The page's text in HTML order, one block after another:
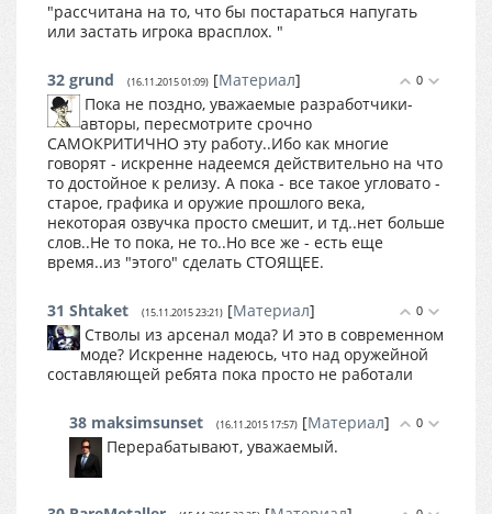
"рассчитана на то, что бы постараться напугать
или застать игрока врасплох. "
0
32 grund (16.11.2015 01:09) [Материал]
Пока не поздно, уважаемые разработчики-
авторы, пересмотрите срочно
САМОКРИТИЧНО эту работу..Ибо как многие
говорят - искренне надеемся действительно на что
то достойное к релизу. А пока - все такое угловато -
старое, графика и оружие прошлого века,
некоторая озвучка просто смешит, и тд..нет больше
слов..Не то пока, не то..Но все же - есть еще
время..из "этого" сделать СТОЯЩЕЕ.
0
31 Shtaket (15.11.2015 23:21) [Материал]
Стволы из арсенал мода? И это в современном
моде? Искренне надеюсь, что над оружейной
составляющей ребята пока просто не работали
0
38 maksimsunset (16.11.2015 17:57) [Материал]
Перерабатывают, уважаемый.